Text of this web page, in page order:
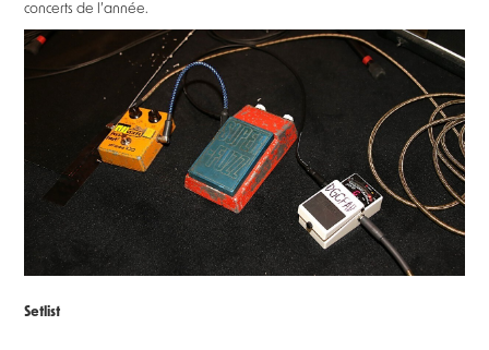
concerts de l’année.
Setlist